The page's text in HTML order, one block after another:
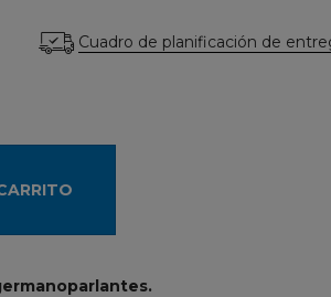
Cuadro de planificación de